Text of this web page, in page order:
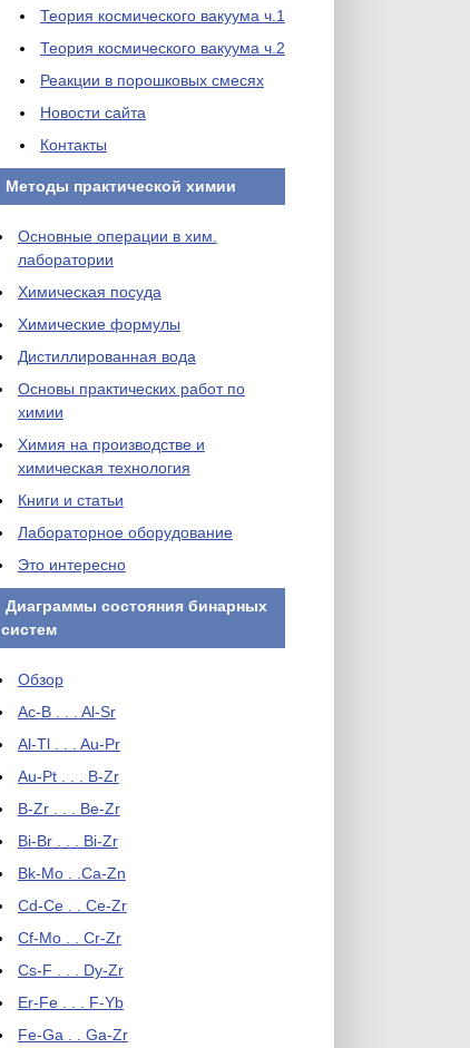
Теория космического вакуума ч.1
Теория космического вакуума ч.2
Реакции в порошковых смесях
Новости сайта
Контакты
Методы практической химии
Основные операции в хим.
лаборатории
Химическая посуда
Химические формулы
Дистиллированная вода
Основы практических работ по
химии
Химия на производстве и
химическая технология
Книги и статьи
Лабораторное оборудование
Это интересно
Диаграммы состояния бинарных
систем
Обзор
Ac-B . . . Al-Sr
Al-Tl . . . Au-Pr
Au-Pt . . . B-Zr
B-Zr . . . Be-Zr
Bi-Br . . . Bi-Zr
Bk-Mo . .Ca-Zn
Cd-Ce . . Ce-Zr
Cf-Mo . . Cr-Zr
Cs-F . . . Dy-Zr
Er-Fe . . . F-Yb
Fe-Ga . . Ga-Zr